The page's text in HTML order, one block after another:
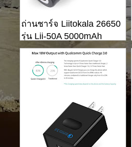
ถ่านชาร์จ Liitokala 26650
รุ่น Lii-50A 5000mAh
26650